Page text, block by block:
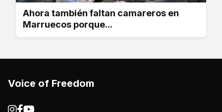
Ahora también faltan camareros en
Marruecos porque...
Voice of Freedom